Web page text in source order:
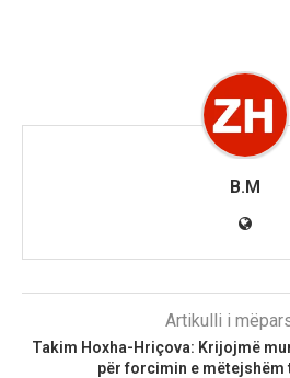
B.M
Artikulli i
Takim Hoxha-Hriçova: Krijojmë
për forcimin e